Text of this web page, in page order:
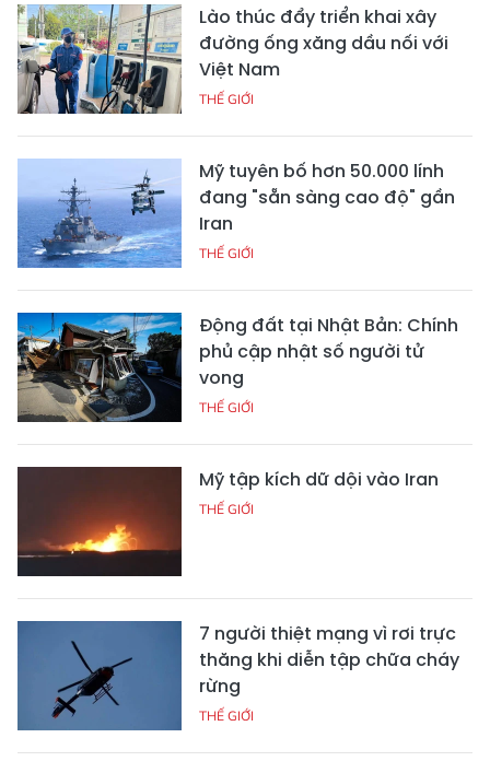
Lào thúc đẩy triển khai xây
đường ống xăng dầu nối với
Việt Nam
THẾ GIỚI
Mỹ tuyên bố hơn 50.000 lính
đang "sẵn sàng cao độ" gần
Iran
THẾ GIỚI
Động đất tại Nhật Bản: Chính
phủ cập nhật số người tử
vong
THẾ GIỚI
Mỹ tập kích dữ dội vào Iran
THẾ GIỚI
7 người thiệt mạng vì rơi trực
thăng khi diễn tập chữa cháy
rừng
THẾ GIỚI